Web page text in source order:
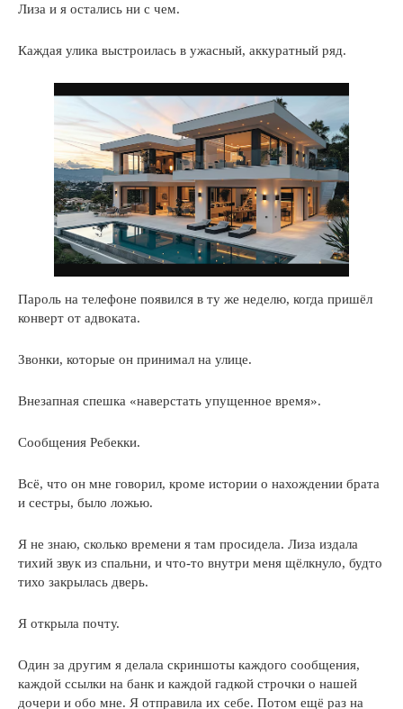
Лиза и я остались ни с чем.
Каждая улика выстроилась в ужасный, аккуратный ряд.
Пароль на телефоне появился в ту же неделю, когда пришёл
конверт от адвоката.
Звонки, которые он принимал на улице.
Внезапная спешка «наверстать упущенное время».
Сообщения Ребекки.
Всё, что он мне говорил, кроме истории о нахождении брата
и сестры, было ложью.
Я не знаю, сколько времени я там просидела. Лиза издала
тихий звук из спальни, и что-то внутри меня щёлкнуло, будто
тихо закрылась дверь.
Я открыла почту.
Один за другим я делала скриншоты каждого сообщения,
каждой ссылки на банк и каждой гадкой строчки о нашей
дочери и обо мне. Я отправила их себе. Потом ещё раз на